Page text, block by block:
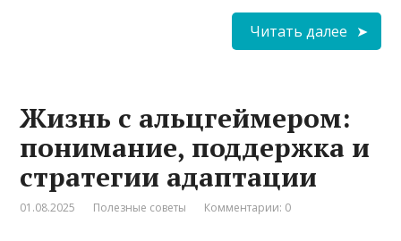
Читать далее
Жизнь с альцгеймером:
понимание, поддержка и
стратегии адаптации
01.08.2025 Полезные советы Комментарии: 0